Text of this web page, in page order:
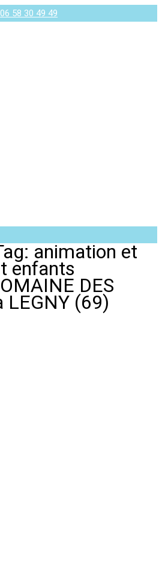
06 58 30 49 49
animation et
enfants
DES
LEGNY (69)